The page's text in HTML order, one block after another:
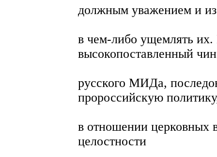
должным уважением и
в чем-либо ущемлять
высокопоставленный
русского МИДа,
пророссийскую
в отношении церковных
целостности